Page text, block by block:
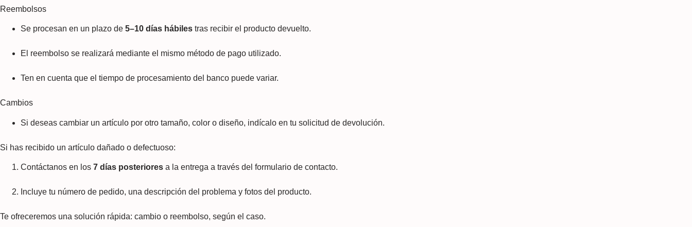
Reembolsos
Se procesan en un plazo de 5–10 días hábiles tras recibir el producto devuelto.
El reembolso se realizará mediante el mismo método de pago utilizado.
Ten en cuenta que el tiempo de procesamiento del banco puede variar.
Cambios
Si deseas cambiar un artículo por otro tamaño, color o diseño, indícalo en tu solicitud de devolución.
Si has recibido un artículo dañado o defectuoso:
Contáctanos en los 7 días posteriores a la entrega a través del formulario de contacto.
Incluye tu número de pedido, una descripción del problema y fotos del producto.
Te ofreceremos una solución rápida: cambio o reembolso, según el caso.